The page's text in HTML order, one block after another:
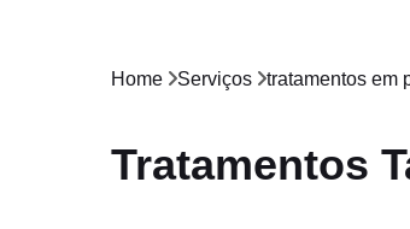
Home Serviços tratamentos em
Tratamentos